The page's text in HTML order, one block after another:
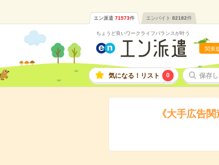
エン派遣 71573件 エンバイト 82182件
ちょうど良いワークライフバランスが叶う
関東
気になる！リスト 0 保存
《大手広告